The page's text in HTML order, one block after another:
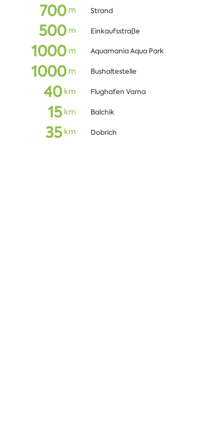
700m Strand
500m Einkaufsstraße
1000m Aquamania Aqua Park
1000m Bushaltestelle
40km Flughafen Varna
15km Balchik
35km Dobrich